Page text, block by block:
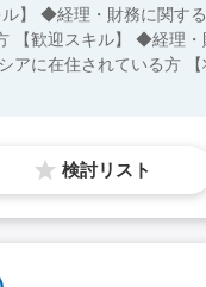
【歓迎スキル】 ◆経理
アに在住されている方
検討リスト